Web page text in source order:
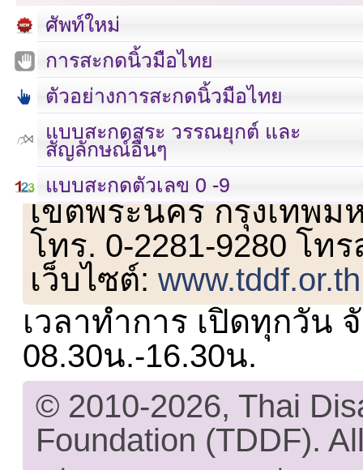
ศัพท์ใหม่
การสะกดนิ้วมือไทย
ตัวอย่างการสะกดนิ้วมือไทย
แบบสะกดสระ วรรณยุกต์ และ
สัญลักษณ์อื่นๆ
แบบสะกดตัวเลข 0 -9
เลขที่ 23 ชั้น 2 ถนนวิ
เขตพระนคร กรุงเทพม
โทร. 0-2281-9280 โท
เว็บไซต์:www.tddf.or.th
เวลาทำการ เปิดทุกวัน
08.30น.-16.30น.
© 2010-2026, Thai
Foundation (TDDF).